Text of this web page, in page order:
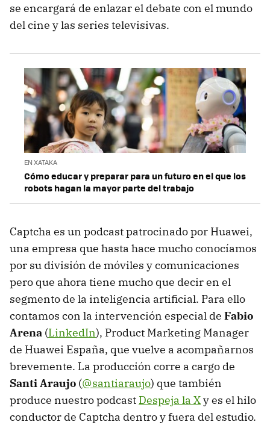
se encargará de enlazar el debate con el mundo
del cine y las series televisivas.
EN XATAKA
Cómo educar y preparar para un futuro en el que los
robots hagan la mayor parte del trabajo
Captcha es un podcast patrocinado por Huawei,
una empresa que hasta hace mucho conocíamos
por su división de móviles y comunicaciones
pero que ahora tiene mucho que decir en el
segmento de la inteligencia artificial. Para ello
contamos con la intervención especial de Fabio
Arena (LinkedIn), Product Marketing Manager
de Huawei España, que vuelve a acompañarnos
brevemente. La producción corre a cargo de
Santi Araujo (@santiaraujo) que también
produce nuestro podcast Despeja la Xy es el hilo
conductor de Captcha dentro y fuera del estudio.